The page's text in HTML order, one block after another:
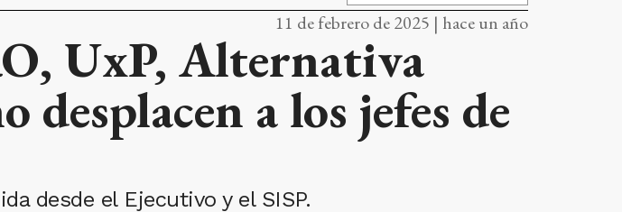
11 de febrero de 2025 | hace un año
UxP, Alternativa
a los jefes de
desde el Ejecutivo y el SISP.